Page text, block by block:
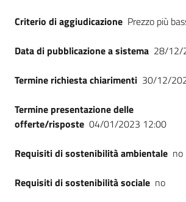
Criterio di aggiudicazione Prezzo più
Data di pubblicazione a sistema 28/12/
Termine richiesta chiarimenti 30/12/
Termine presentazione delle
offerte/risposte 04/01/2023 12:00
Requisiti di sostenibilità ambientale no
Requisiti di sostenibilità sociale no